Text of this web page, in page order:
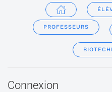
PROFESSEURS
Connexion